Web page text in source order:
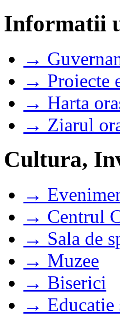
Informatii
→
→ Proiecte
→ Harta
→ Ziarul
Cultura,
→
→ Centrul
→ Sala de
→ Muzee
→ Biserici
→ Educatie